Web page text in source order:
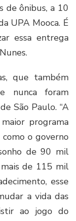
de ônibus, a 10
UPA Mooca. É
essa entrega
que também
nunca foram
São Paulo. “A
programa
como o governo
de 90 mil
de 115 mil
esse
a vida das
ao jogo do